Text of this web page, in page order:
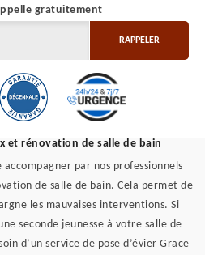
gratuitement
et rénovation de salle de bain
accompagner par nos professionnels
de salle de bain. Cela permet de
les mauvaises interventions. Si
seconde jeunesse à votre salle de
d’un service de pose d’évier Grace